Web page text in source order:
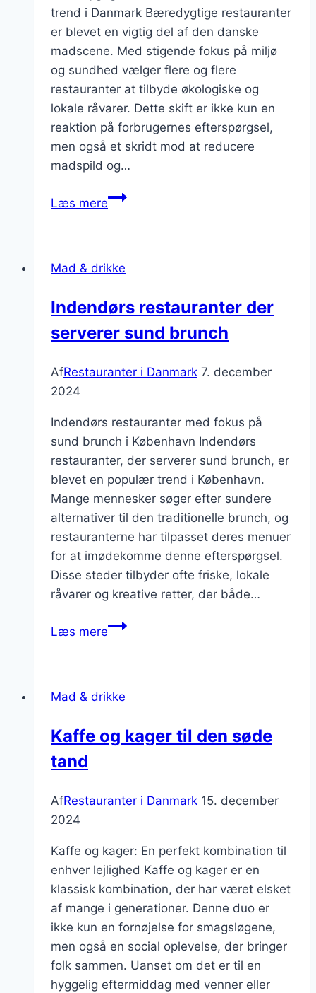
trend i Danmark Bæredygtige restauranter
er blevet en vigtig del af den danske
madscene. Med stigende fokus på miljø
og sundhed vælger flere og flere
restauranter at tilbyde økologiske og
lokale råvarer. Dette skift er ikke kun en
reaktion på forbrugernes efterspørgsel,
men også et skridt mod at reducere
madspild og…
Læs mereBæredygtige
mad:
ansvarligt
Mad & drikke
Indendørs restauranter der
serverer sund brunch
AfRestauranter i Danmark 7. december
2024
Indendørs restauranter med fokus på
sund brunch i København Indendørs
restauranter, der serverer sund brunch, er
blevet en populær trend i København.
Mange mennesker søger efter sundere
alternativer til den traditionelle brunch, og
restauranterne har tilpasset deres menuer
for at imødekomme denne efterspørgsel.
Disse steder tilbyder ofte friske, lokale
råvarer og kreative retter, der både…
Læs mereIndendørs
sund
Mad & drikke
Kaffe og kager til den søde
tand
AfRestauranter i Danmark 15. december
2024
Kaffe og kager: En perfekt kombination til
enhver lejlighed Kaffe og kager er en
klassisk kombination, der har været elsket
af mange i generationer. Denne duo er
ikke kun en fornøjelse for smagsløgene,
men også en social oplevelse, der bringer
folk sammen. Uanset om det er til en
hyggelig eftermiddag med venner eller